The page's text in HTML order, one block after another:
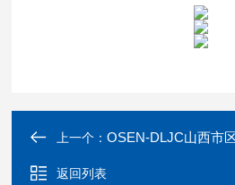
上一个：OSEN-DLJC山西市区道路
返回列表